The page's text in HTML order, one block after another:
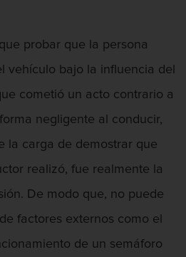
de DUI
Lesiones
de edad
de DUI
de DUI
probar que la persona
vehículo bajo la influencia del
cometió un acto contrario a
negligente al conducir,
la carga de demostrar que
realizó, fue realmente la
De modo que, no puede
factores externos como el
de un semáforo